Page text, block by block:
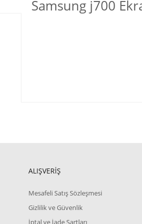
Samsung j700
ALIŞVERİŞ
Mesafeli Satış Sözleşmesi
Gizlilik ve Güvenlik
İptal ve İade Şartları